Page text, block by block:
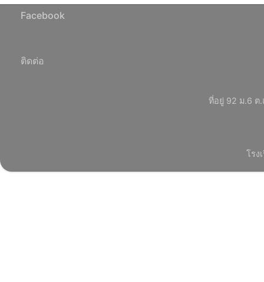
Facebook
ติดต่อ
ที่อยู่ 92 ม.6 ต.
โรง